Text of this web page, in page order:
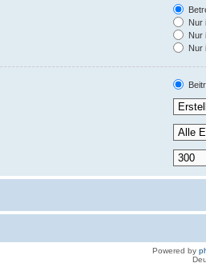
Nur
Nur
Nur
Powered by